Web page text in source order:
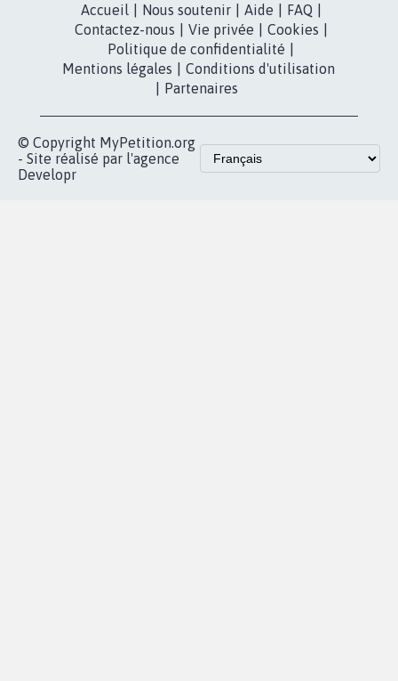
Accueil Nous soutenir Aide FAQ
Contactez-nous
Vie privée Cookies
Politique de confidentialité
Mentions légales
Conditions d'utilisation
Partenaires
© Copyright MyPetition.org
- Site réalisé par l'agence
Developr